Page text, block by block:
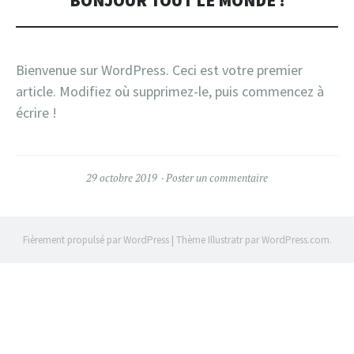
Bienvenue sur WordPress. Ceci est votre premier
article. Modifiez où supprimez-le, puis commencez à
écrire !
29 octobre 2019 Poster un commentaire
Fièrement propulsé par WordPress | Thème Illustratr parWordPress.com.